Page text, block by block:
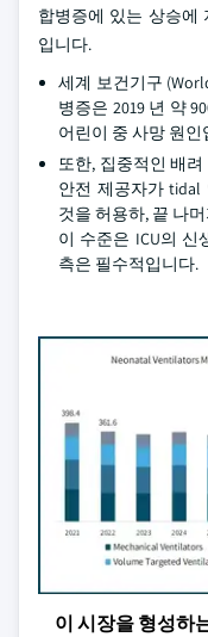
합병증에 있는 상승에
입니다.
세계 보건기구
병증은 2019 년 약
어린이 중 사망 원인
또한, 집중적인 배
안전 제공자가 tidal
것을 허용하, 끝 나
이 수준은 ICU의 신
측은 필수적입니다.
이 시장을 형성하